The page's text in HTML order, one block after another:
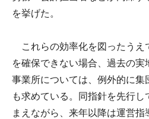
を挙げた。
これらの効率化を図ったうえ
を確保できない場合、過去の実
事業所については、例外的に集
も求めている。同指針を先行
まえながら、来年以降は運営指